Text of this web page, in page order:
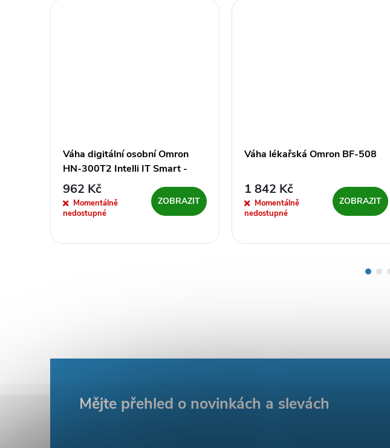
Váha digitální osobní Omron
HN-300T2 Intelli IT Smart -
černá
962 Kč
Momentálně
nedostupné
ZOBRAZIT
Váha lékařská Omron BF-508
1 842 Kč
Momentálně
nedostupné
ZOBRAZIT
Mějte přehled o novinkách a slevách